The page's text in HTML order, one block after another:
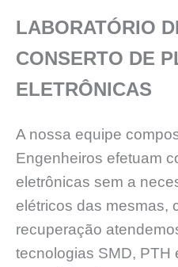
LABORATÓRIO
CONSERTO DE
ELETRÔNICAS
A nossa equipe
Engenheiros efetuam
eletrônicas sem a
elétricos das mesmas,
recuperação
tecnologias SMD, PTH